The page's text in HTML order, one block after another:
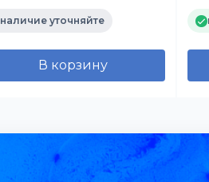
наличие уточняйте
В корзину